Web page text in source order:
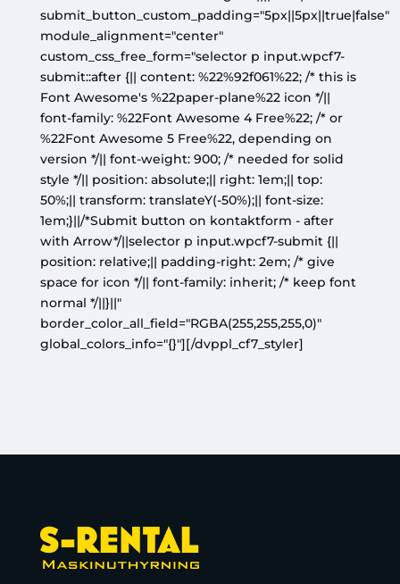
submit_button_custom_padding="5px||5px||true|false"
module_alignment="center"
custom_css_free_form="selector p input.wpcf7-
submit::after {|| content: %22%92f061%22; /* this is
Font Awesome's %22paper-plane%22 icon */||
font-family: %22Font Awesome 4 Free%22; /* or
%22Font Awesome 5 Free%22, depending on
version */|| font-weight: 900; /* needed for solid
style */|| position: absolute;|| right: 1em;|| top:
50%;|| transform: translateY(-50%);|| font-size:
1em;}||/*Submit button on kontaktform - after
with Arrow*/||selector p input.wpcf7-submit {||
position: relative;|| padding-right: 2em; /* give
space for icon */|| font-family: inherit; /* keep font
normal */||}||"
border_color_all_field="RGBA(255,255,255,0)"
global_colors_info="{}"][/dvppl_cf7_styler]